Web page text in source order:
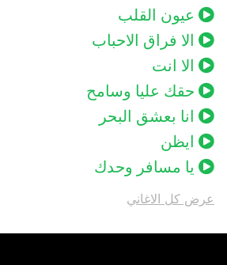
عيون القلب
الا فراق الاحباب
الا انت
حقك عليا وسامح
انا بعشق البحر
ايظن
يا مسافر وحدك
عرض كل الاغاني